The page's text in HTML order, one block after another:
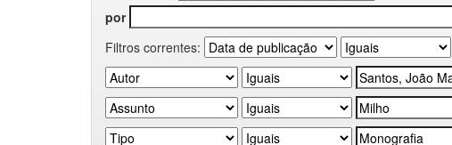
por
Filtros correntes: